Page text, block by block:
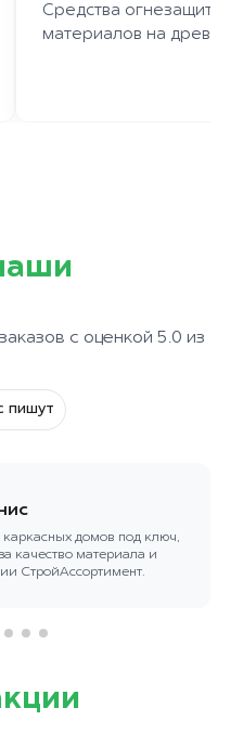
Средства огнезащиты
материалов на
с оценкой 5.0 из
пишут
каркасных домов под ключ,
качество материала и
СтройАссортимент.